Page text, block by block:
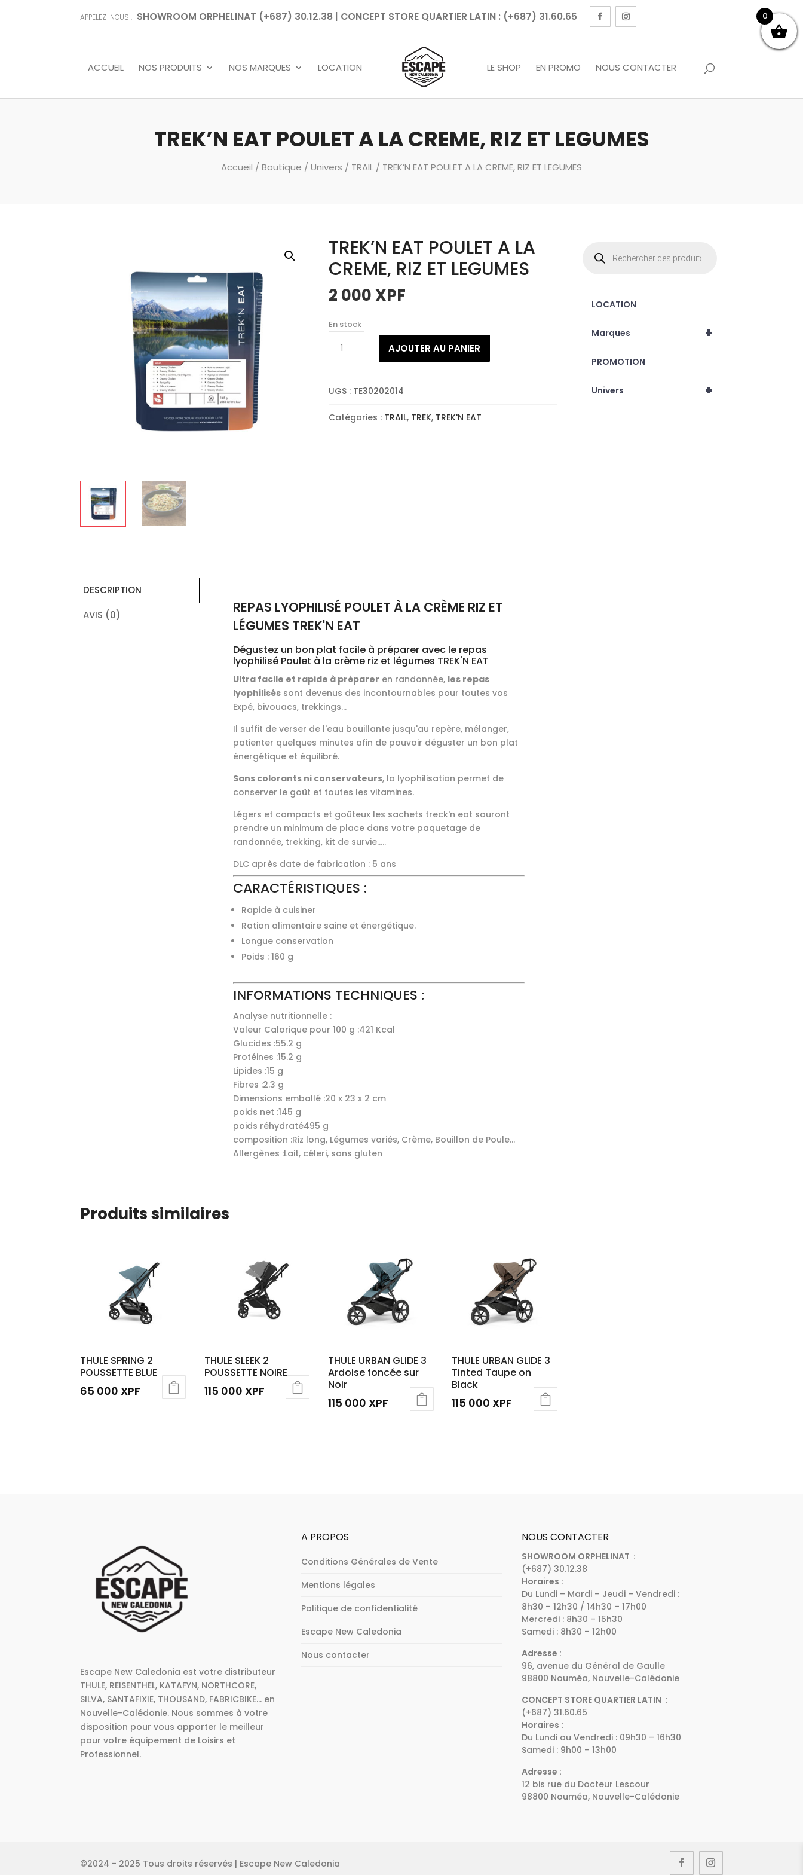
APPELEZ-NOUS : SHOWROOM ORPHELINAT (+687) 30.12.38 | CONCEPT STORE QUARTIER LATIN : (+687) 31.60.65
ACCUEIL NOS PRODUITS NOS MARQUES LOCATION LE SHOP EN PROMO NOUS CONTACTER
TREK’N EAT POULET A LA CREME, RIZ ET LEGUMES
Accueil / Boutique / Univers / TRAIL / TREK’N EAT POULET A LA CREME, RIZ ET LEGUMES
TREK’N EAT POULET A LA
CREME, RIZ ET LEGUMES
2 000 XPF
En stock
TREK'N
POULET
LA
AJOUTER AU PANIER
UGS : TE30202014
Catégories : TRAIL, TREK, TREK'N EAT
DESCRIPTION
AVIS (0)
REPAS LYOPHILISÉ POULET À LA CRÈME RIZ ET
LÉGUMES TREK'N EAT
Dégustez un bon plat facile à préparer avec le repas
lyophilisé Poulet à la crème riz et légumes TREK'N EAT
Ultra facile et rapide à préparer en randonnée, les repas
lyophiliséssont devenus des incontournables pour toutes vos
Expé, bivouacs, trekkings...
Il suffit de verser de l'eau bouillante jusqu'au repère, mélanger,
patienter quelques minutes afin de pouvoir déguster un bon plat
énergétique et équilibré.
Sans colorants ni conservateurs, la lyophilisation permet de
conserver le goût et toutes les vitamines.
Légers et compacts et goûteux les sachets treck'n eat sauront
prendre un minimum de place dans votre paquetage de
randonnée, trekking, kit de survie.....
DLC après date de fabrication : 5 ans
CARACTÉRISTIQUES :
Rapide à cuisiner
Ration alimentaire saine et énergétique.
Longue conservation
Poids : 160 g
INFORMATIONS TECHNIQUES :
Analyse nutritionnelle :
Valeur Calorique pour 100 g :421 Kcal
Glucides :55.2 g
Protéines :15.2 g
Lipides :15 g
Fibres :2.3 g
Dimensions emballé :20 x 23 x 2 cm
poids net :145 g
poids réhydraté495 g
composition :Riz long, Légumes variés, Crème, Bouillon de Poule...
Allergènes :Lait, céleri, sans gluten
Produits similaires
THULE SPRING 2
POUSSETTE BLUE
65 000 XPF
THULE SLEEK 2
POUSSETTE NOIRE
115 000 XPF
THULE URBAN GLIDE 3
Ardoise foncée sur
Noir
115 000 XPF
THULE URBAN GLIDE 3
Tinted Taupe on
Black
115 000 XPF
produits
LOCATION
+
Marques
PROMOTION
+
Univers
Escape New Caledonia est votre distributeur
THULE, REISENTHEL, KATAFYN, NORTHCORE,
SILVA, SANTAFIXIE, THOUSAND, FABRICBIKE... en
Nouvelle-Calédonie. Nous sommes à votre
disposition pour vous apporter le meilleur
pour votre équipement de Loisirs et
Professionnel.
A PROPOS
Conditions Générales de Vente
Mentions légales
Politique de confidentialité
Escape New Caledonia
Nous contacter
NOUS CONTACTER
SHOWROOM ORPHELINAT :
(+687) 30.12.38
Horaires :
Du Lundi – Mardi – Jeudi – Vendredi :
8h30 – 12h30 / 14h30 – 17h00
Mercredi : 8h30 – 15h30
Samedi : 8h30 – 12h00
Adresse :
96, avenue du Général de Gaulle
98800 Nouméa, Nouvelle-Calédonie
CONCEPT STORE QUARTIER LATIN :
(+687) 31.60.65
Horaires :
Du Lundi au Vendredi : 09h30 – 16h30
Samedi : 9h00 – 13h00
Adresse :
12 bis rue du Docteur Lescour
98800 Nouméa, Nouvelle-Calédonie
©2024 - 2025 Tous droits réservés | Escape New Caledonia
0